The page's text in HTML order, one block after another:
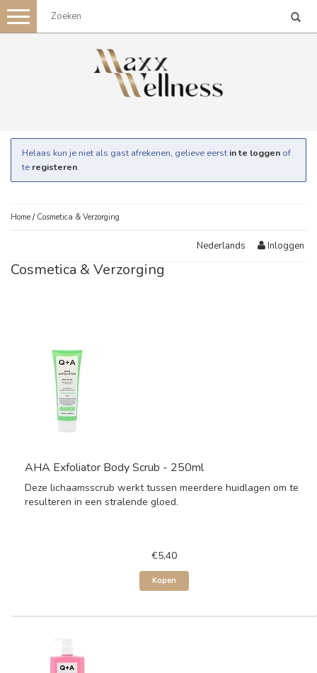
Toggle
navigation
Helaas kun je niet als gast afrekenen, gelieve eerst in te loggen of
te registeren.
Home / Cosmetica & Verzorging
Nederlands Inloggen
Cosmetica & Verzorging
AHA Exfoliator Body Scrub - 250ml
Deze lichaamsscrub werkt tussen meerdere huidlagen om te
resulteren in een stralende gloed.
€5,40
Kopen